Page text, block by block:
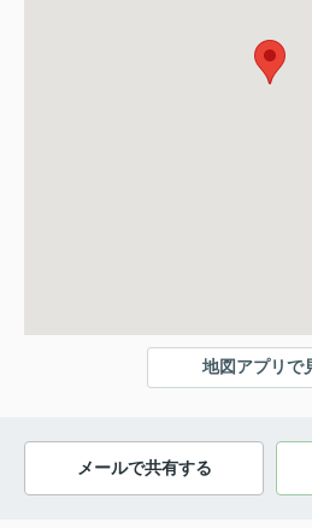
地図アプリで
メールで共有する